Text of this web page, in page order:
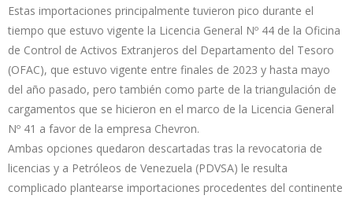
Estas importaciones principalmente tuvieron pico durante el
tiempo que estuvo vigente la Licencia General Nº 44 de la Oficina
de Control de Activos Extranjeros del Departamento del Tesoro
(OFAC), que estuvo vigente entre finales de 2023 y hasta mayo
del año pasado, pero también como parte de la triangulación de
cargamentos que se hicieron en el marco de la Licencia General
Nº 41 a favor de la empresa Chevron.
Ambas opciones quedaron descartadas tras la revocatoria de
licencias y a Petróleos de Venezuela (PDVSA) le resulta
complicado plantearse importaciones procedentes del continente